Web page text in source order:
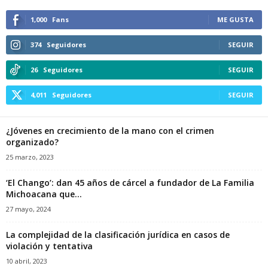
1,000 Fans ME GUSTA
374 Seguidores SEGUIR
26 Seguidores SEGUIR
4,011 Seguidores SEGUIR
¿Jóvenes en crecimiento de la mano con el crimen
organizado?
25 marzo, 2023
‘El Chango’: dan 45 años de cárcel a fundador de La Familia
Michoacana que...
27 mayo, 2024
La complejidad de la clasificación jurídica en casos de
violación y tentativa
10 abril, 2023